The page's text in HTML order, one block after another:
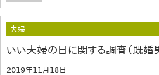
夫婦
いい夫婦の日に関する調査（既婚
2019年11月18日